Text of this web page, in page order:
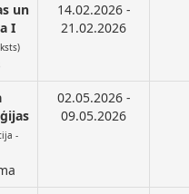
un
I
14.02.2026 -
21.02.2026
-
02.05.2026 -
09.05.2026